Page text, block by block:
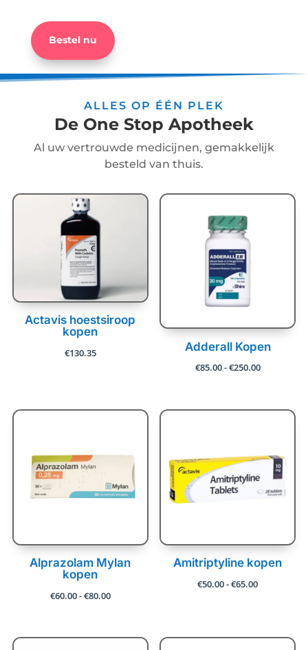
Bestel nu
ALLES OP ÉÉN PLEK
De One Stop Apotheek
Al uw vertrouwde medicijnen, gemakkelijk
besteld van thuis.
Actavis hoestsiroop
kopen
€130.35 Adderall Kopen
€85.00-€250.00Prijsklasse:
Alprazolam Mylan
kopen
€60.00-€80.00Prijsklasse:
Amitriptyline kopen
€50.00-€65.00Prijsklasse:
€65.00